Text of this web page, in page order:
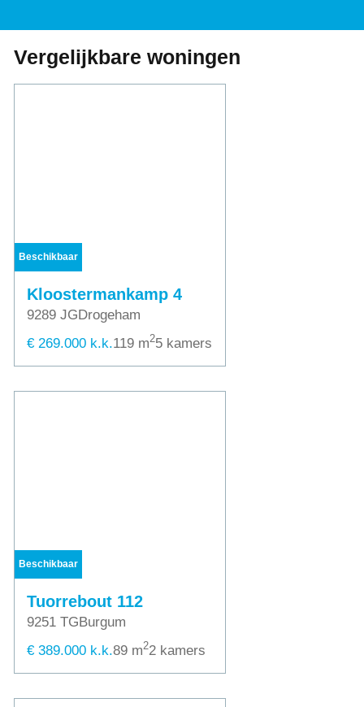
Vergelijkbare woningen
Beschikbaar
Kloostermankamp 4
9289 JGDrogeham
€ 269.000 k.k.119 m25 kamers
Beschikbaar
Tuorrebout 112
9251 TGBurgum
€ 389.000 k.k.89 m22 kamers